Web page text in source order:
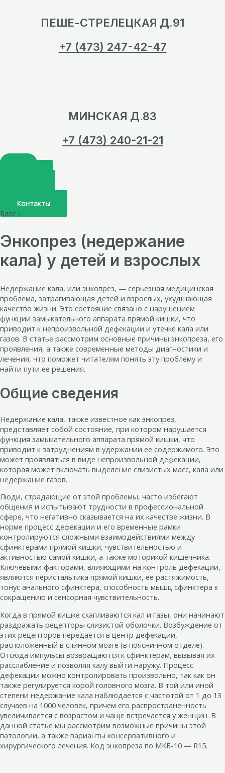
ПЕШЕ-СТРЕЛЕЦКАЯ Д.91
+7 (473) 247-42-47
МИНСКАЯ Д.83
+7 (473) 240-21-21
Контакты
Блог ›
Энкопрез (недержание
кала) у детей и взрослых
Недержание кала, или энкопрез, — серьезная медицинская
проблема, затрагивающая детей и взрослых, ухудшающая
качество жизни. Это состояние связано с нарушением
функции замыкательного аппарата прямой кишки, что
приводит к непроизвольной дефекации и утечке кала или
газов. В статье рассмотрим основные причины энкопреза, его
проявления, а также современные методы диагностики и
лечения, что поможет читателям понять эту проблему и
найти пути ее решения.
Общие сведения
Недержание кала, также известное как энкопрез,
представляет собой состояние, при котором нарушается
функция замыкательного аппарата прямой кишки, что
приводит к затруднениям в удержании ее содержимого. Это
может проявляться в виде непроизвольной дефекации,
которая может включать выделение слизистых масс, кала или
недержание газов.
Люди, страдающие от этой проблемы, часто избегают
общения и испытывают трудности в профессиональной
сфере, что негативно сказывается на их качестве жизни. В
норме процесс дефекации и его временные рамки
контролируются сложными взаимодействиями между
сфинктерами прямой кишки, чувствительностью и
активностью самой кишки, а также моторикой кишечника.
Ключевыми факторами, влияющими на контроль дефекации,
являются перистальтика прямой кишки, ее растяжимость,
тонус анального сфинктера, способность мышц сфинктера к
сокращению и сенсорная чувствительность.
Когда в прямой кишке скапливаются кал и газы, они начинают
раздражать рецепторы слизистой оболочки. Возбуждение от
этих рецепторов передается в центр дефекации,
расположенный в спинном мозге (в поясничном отделе).
Отсюда импульсы возвращаются к сфинктерам, вызывая их
расслабление и позволяя калу выйти наружу. Процесс
дефекации можно контролировать произвольно, так как он
также регулируется корой головного мозга. В той или иной
степени недержание кала наблюдается с частотой от 1 до 13
случаев на 1000 человек, причем его распространенность
увеличивается с возрастом и чаще встречается у женщин. В
данной статье мы рассмотрим возможные причины этой
патологии, а также варианты консервативного и
хирургического лечения. Код энкопреза по МКБ-10 — R15.